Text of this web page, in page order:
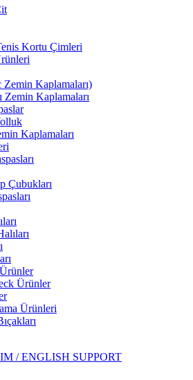
Kortu Çimleri
Kaplamaları)
Zemin Kaplamaları
Kaplamaları
Çubukları
Ürünler
Ürünleri
/ ENGLISH SUPPORT